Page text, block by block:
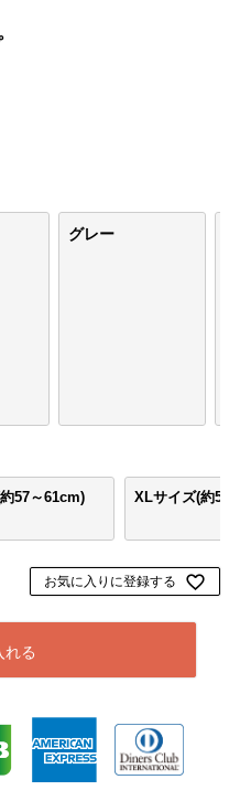
グレー
57～61cm) XLサイズ(約
お気に入りに登録する
れる